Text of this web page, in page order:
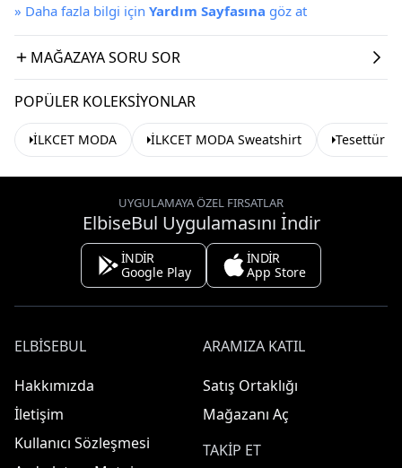
» Daha fazla bilgi için Yardım Sayfasına göz at
MAĞAZAYA SORU SOR
POPÜLER KOLEKSIYONLAR
İLKCET MODA İLKCET MODA Sweatshirt Tesettür
UYGULAMAYA ÖZEL FIRSATLAR
ElbiseBul Uygulamasını İndir
İNDİR
Google Play
İNDİR
App Store
ELBISEBUL
Hakkımızda
İletişim
Kullanıcı Sözleşmesi
ARAMIZA KATIL
Satış Ortaklığı
Mağazanı Aç
TAKIP ET